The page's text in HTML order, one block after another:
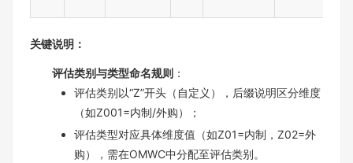
关键说明：
评估类别与类型命名规则 ：
评估类别以“Z”开头（自定义），后缀说明区分维度
（如Z001=内制/外购）；
评估类型对应具体维度值（如Z01=内制，Z02=外
购），需在OMWC中分配至评估类别。